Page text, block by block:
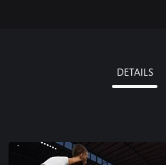
DETAILS